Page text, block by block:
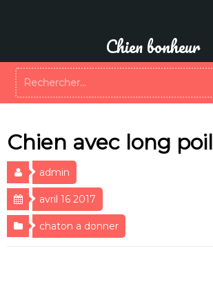
Chien bonheur
Chien avec long poil
admin
avril 16 2017
chaton a donner
Rechercher :